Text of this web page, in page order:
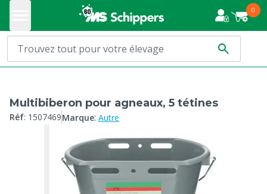
0
Multibiberon pour agneaux, 5 tétines
Réf: 1507469Marque: Autre